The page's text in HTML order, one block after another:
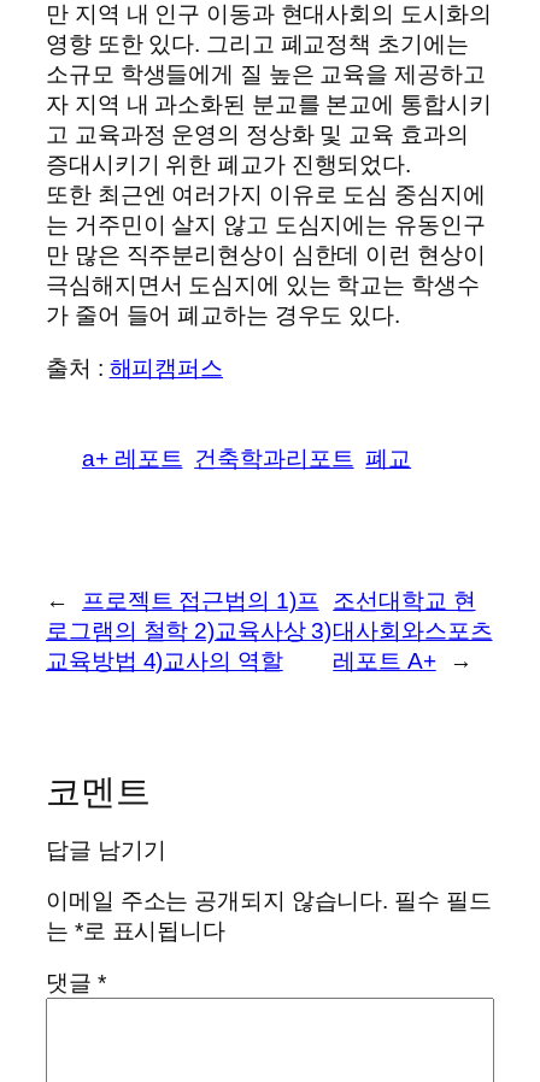
만 지역 내 인구 이동과 현대사회의 도시화의
영향 또한 있다. 그리고 폐교정책 초기에는
소규모 학생들에게 질 높은 교육을 제공하고
자 지역 내 과소화된 분교를 본교에 통합시키
고 교육과정 운영의 정상화 및 교육 효과의
증대시키기 위한 폐교가 진행되었다.
또한 최근엔 여러가지 이유로 도심 중심지에
는 거주민이 살지 않고 도심지에는 유동인구
만 많은 직주분리현상이 심한데 이런 현상이
극심해지면서 도심지에 있는 학교는 학생수
가 줄어 들어 폐교하는 경우도 있다.
출처 : 해피캠퍼스
a+ 레포트 건축학과리포트 폐교
←
프로젝트 접근법의 1)프
로그램의 철학 2)교육사상 3)
교육방법 4)교사의 역할
조선대학교 현
대사회와스포츠
레포트 A+
→
코멘트
답글 남기기
이메일 주소는 공개되지 않습니다. 필수 필드
는 *로 표시됩니다
댓글 *